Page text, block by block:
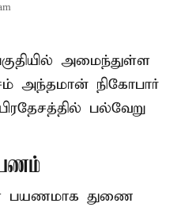
அமைந்துள்ள
அந்தமான் நிகோபார்
பல்வேறு
பயணமாக துணை